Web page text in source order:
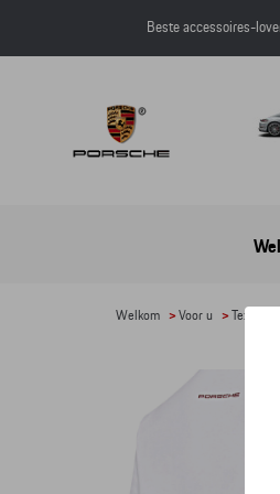
Beste accessoires-
Welkom >Voor u >Textiel